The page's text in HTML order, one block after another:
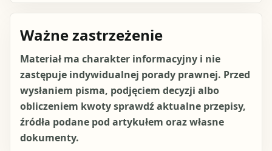
Ważne zastrzeżenie
Materiał ma charakter informacyjny i nie
zastępuje indywidualnej porady prawnej. Przed
wysłaniem pisma, podjęciem decyzji albo
obliczeniem kwoty sprawdź aktualne przepisy,
źródła podane pod artykułem oraz własne
dokumenty.